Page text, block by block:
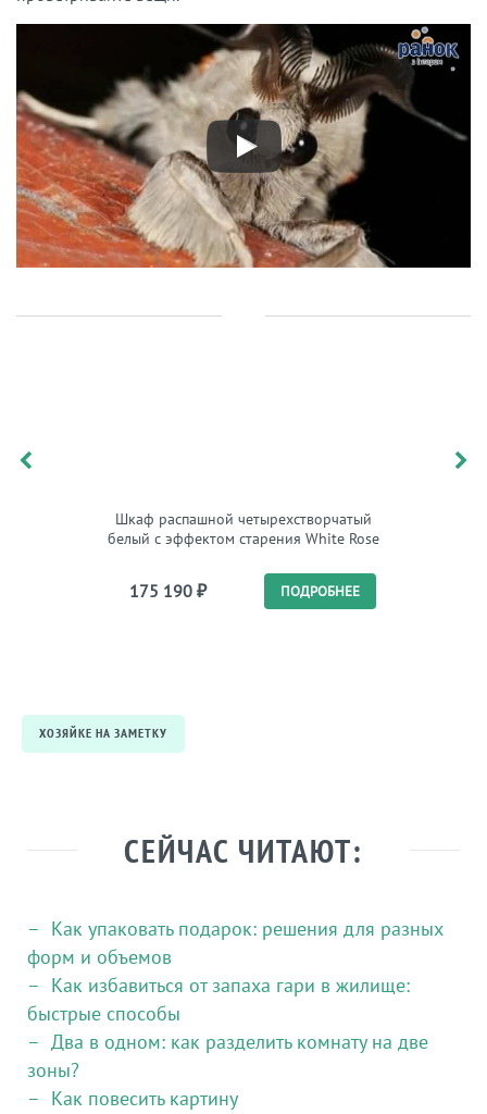
Шкаф распашной четырехстворчатый
белый с эффектом старения White Rose
175 190 ₽ ПОДРОБНЕЕ
ХОЗЯЙКЕ НА ЗАМЕТКУ
СЕЙЧАС ЧИТАЮТ:
Как упаковать подарок: решения для разных
форм и объемов
Как избавиться от запаха гари в жилище:
быстрые способы
Два в одном: как разделить комнату на две
зоны?
Как повесить картину